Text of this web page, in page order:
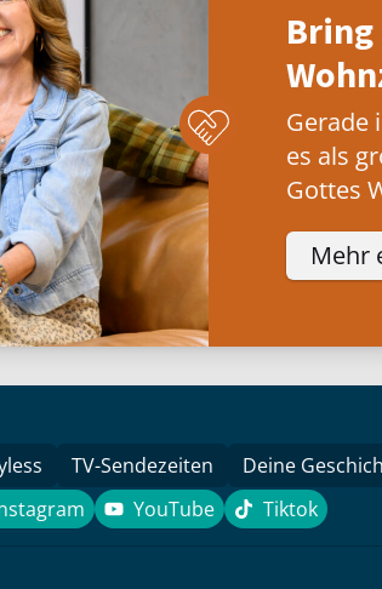
Gerade
es als
Gottes
Mehr
TV-Sendezeiten Deine
Instagram YouTube
YouTube Tiktok
Tiktok